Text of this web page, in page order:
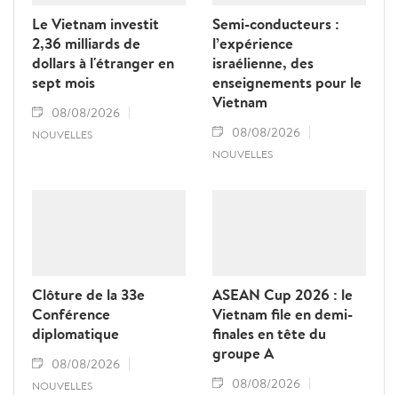
Le Vietnam investit
2,36 milliards de
dollars à l'étranger en
sept mois
08/08/2026
NOUVELLES
Semi-conducteurs :
l’expérience
israélienne, des
enseignements pour le
Vietnam
08/08/2026
NOUVELLES
Clôture de la 33e
Conférence
diplomatique
08/08/2026
NOUVELLES
ASEAN Cup 2026 : le
Vietnam file en demi-
finales en tête du
groupe A
08/08/2026